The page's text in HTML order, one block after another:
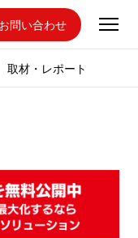
問い合わせ
取材・レポート